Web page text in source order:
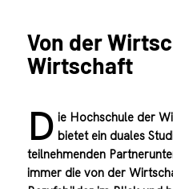
Von der
Wirtschaft
D ie Hochschule der
bietet ein duales
teilnehmenden
immer die von der